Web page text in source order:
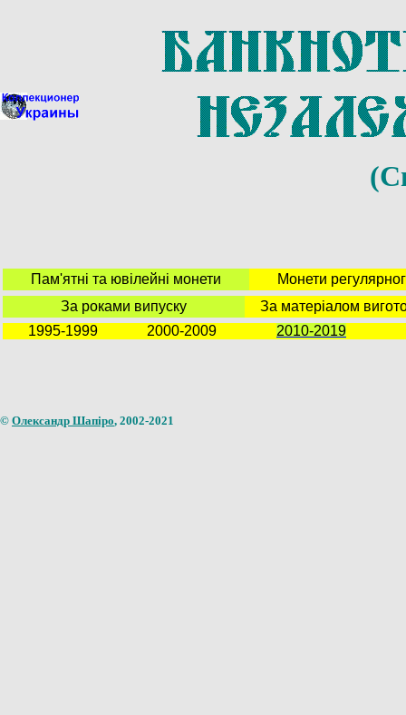
(
Пам'ятні та ювілейні монети
Монети
За роками випуску За матеріалом виг
1995-1999
2000-2009 2010-2019
© Олександр Шапіро, 2002-2021